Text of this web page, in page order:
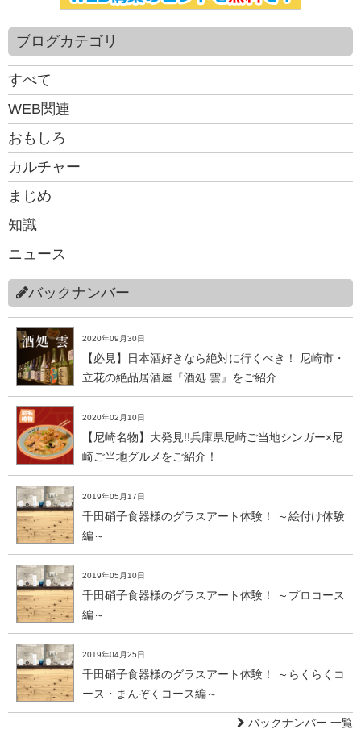
ブログカテゴリ
すべて
WEB関連
おもしろ
カルチャー
まじめ
知識
ニュース
バックナンバー
2020年09月30日
【必見】日本酒好きなら絶対に行くべき！ 尼崎市・
立花の絶品居酒屋『酒処 雲』をご紹介
2020年02月10日
【尼崎名物】大発見!!兵庫県尼崎ご当地シンガー×尼
崎ご当地グルメをご紹介！
2019年05月17日
千田硝子食器様のグラスアート体験！ ～絵付け体験
編～
2019年05月10日
千田硝子食器様のグラスアート体験！ ～プロコース
編～
2019年04月25日
千田硝子食器様のグラスアート体験！ ～らくらくコ
ース・まんぞくコース編～
バックナンバー 一覧